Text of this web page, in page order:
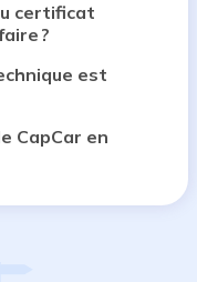
certificat
?
est
CapCar en